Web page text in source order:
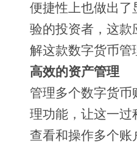
便捷性上也做出了
验的投资者，这款
解这款数字货币管
高效的资产管理
管理多个数字货
理功能，让这一过
查看和操作多个账